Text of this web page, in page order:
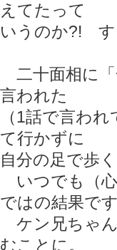
えてたって
いうのか?! す
二十面相に
言われた
（1話で言わ
て行かずに
自分の足で歩
いつでも（
ではの結果です
ケン兄ちゃ
むことに。